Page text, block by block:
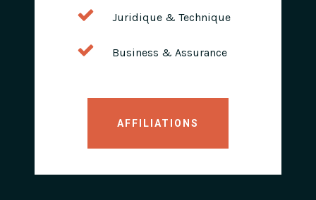
Juridique & Technique
Business & Assurance
AFFILIATIONS